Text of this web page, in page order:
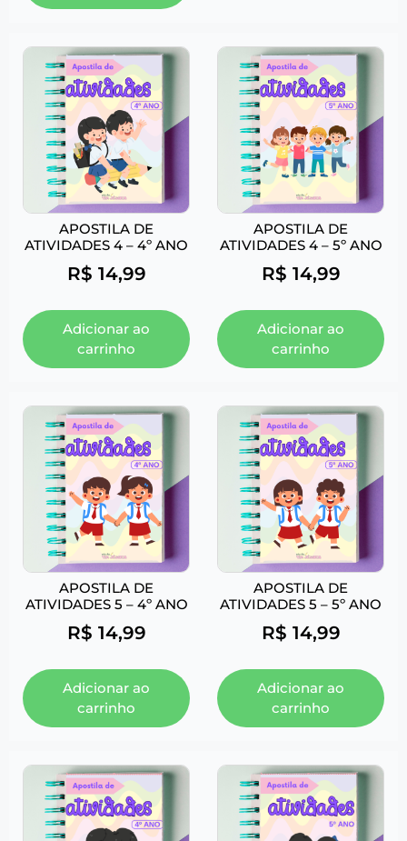
APOSTILA DE
ATIVIDADES 4 – 4º ANO
R$ 14,99
Adicionar ao
carrinho
APOSTILA DE
ATIVIDADES 4 – 5º ANO
R$ 14,99
Adicionar ao
carrinho
APOSTILA DE
ATIVIDADES 5 – 4º ANO
R$ 14,99
Adicionar ao
carrinho
APOSTILA DE
ATIVIDADES 5 – 5º ANO
R$ 14,99
Adicionar ao
carrinho